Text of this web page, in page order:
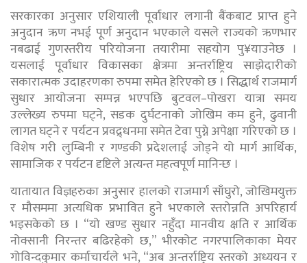
सरकारका अनुसार एशियाली पूर्वाधार लगानी बैंकबाट प्राप्त हुने
अनुदान ऋण नभई पूर्ण अनुदान भएकाले यसले राज्यको ऋणभार
नबढाई गुणस्तरीय परियोजना तयारीमा सहयोग पु¥याउनेछ ।
यसलाई पूर्वाधार विकासका क्षेत्रमा अन्तर्राष्ट्रिय साझेदारीको
सकारात्मक उदाहरणका रुपमा समेत हेरिएको छ । सिद्धार्थ राजमार्ग
सुधार आयोजना सम्पन्न भएपछि बुटवल–पोखरा यात्रा समय
उल्लेख्य रुपमा घट्ने, सडक दुर्घटनाको जोखिम कम हुने, ढुवानी
लागत घट्ने र पर्यटन प्रवद्र्धनमा समेत टेवा पुग्ने अपेक्षा गरिएको छ ।
विशेष गरी लुम्बिनी र गण्डकी प्रदेशलाई जोड्ने यो मार्ग आर्थिक,
सामाजिक र पर्यटन दृष्टिले अत्यन्त महत्वपूर्ण मानिन्छ ।
यातायात विज्ञहरुका अनुसार हालको राजमार्ग साँघुरो, जोखिमयुक्त
र मौसममा अत्यधिक प्रभावित हुने भएकाले स्तरोन्नति अपरिहार्य
भइसकेको छ । “यो खण्ड सुधार नहुँदा मानवीय क्षति र आर्थिक
नोक्सानी निरन्तर बढिरहेको छ,” भीरकोट नगरपालिकाका मेयर
गोविन्दकुमार कर्माचार्यले भने, “अब अन्तर्राष्ट्रिय स्तरको अध्ययन र